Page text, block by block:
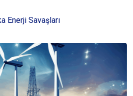
Enerji Savaşları